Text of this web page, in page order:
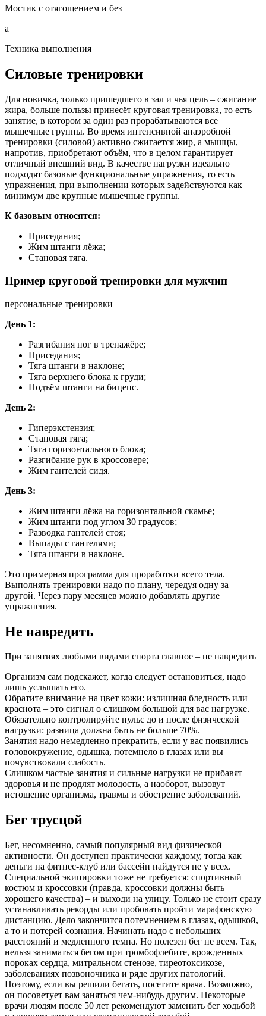
Мостик с отягощением и без
а
Техника выполнения
Силовые тренировки
Для новичка, только пришедшего в зал и чья цель – сжигание
жира, больше пользы принесёт круговая тренировка, то есть
занятие, в котором за один раз прорабатываются все
мышечные группы. Во время интенсивной анаэробной
тренировки (силовой) активно сжигается жир, а мышцы,
напротив, приобретают объём, что в целом гарантирует
отличный внешний вид. В качестве нагрузки идеально
подходят базовые функциональные упражнения, то есть
упражнения, при выполнении которых задействуются как
минимум две крупные мышечные группы.
К базовым относятся:
Приседания;
Жим штанги лёжа;
Становая тяга.
Пример круговой тренировки для мужчин
персональные тренировки
День 1:
Разгибания ног в тренажёре;
Приседания;
Тяга штанги в наклоне;
Тяга верхнего блока к груди;
Подъём штанги на бицепс.
День 2:
Гиперэкстензия;
Становая тяга;
Тяга горизонтального блока;
Разгибание рук в кроссовере;
Жим гантелей сидя.
День 3:
Жим штанги лёжа на горизонтальной скамье;
Жим штанги под углом 30 градусов;
Разводка гантелей стоя;
Выпады с гантелями;
Тяга штанги в наклоне.
Это примерная программа для проработки всего тела.
Выполнять тренировки надо по плану, чередуя одну за
другой. Через пару месяцев можно добавлять другие
упражнения.
Не навредить
При занятиях любыми видами спорта главное – не навредить
Организм сам подскажет, когда следует остановиться, надо
лишь услышать его.
Обратите внимание на цвет кожи: излишняя бледность или
краснота – это сигнал о слишком большой для вас нагрузке.
Обязательно контролируйте пульс до и после физической
нагрузки: разница должна быть не больше 70%.
Занятия надо немедленно прекратить, если у вас появились
головокружение, одышка, потемнело в глазах или вы
почувствовали слабость.
Слишком частые занятия и сильные нагрузки не прибавят
здоровья и не продлят молодость, а наоборот, вызовут
истощение организма, травмы и обострение заболеваний.
Бег трусцой
Бег, несомненно, самый популярный вид физической
активности. Он доступен практически каждому, тогда как
деньги на фитнес-клуб или бассейн найдутся не у всех.
Специальной экипировки тоже не требуется: спортивный
костюм и кроссовки (правда, кроссовки должны быть
хорошего качества) – и выходи на улицу. Только не стоит сразу
устанавливать рекорды или пробовать пройти марафонскую
дистанцию. Дело закончится потемнением в глазах, одышкой,
а то и потерей сознания. Начинать надо с небольших
расстояний и медленного темпа. Но полезен бег не всем. Так,
нельзя заниматься бегом при тромбофлебите, врожденных
пороках сердца, митральном стенозе, тиреотоксикозе,
заболеваниях позвоночника и ряде других патологий.
Поэтому, если вы решили бегать, посетите врача. Возможно,
он посоветует вам заняться чем-нибудь другим. Некоторые
врачи людям после 50 лет рекомендуют заменить бег ходьбой